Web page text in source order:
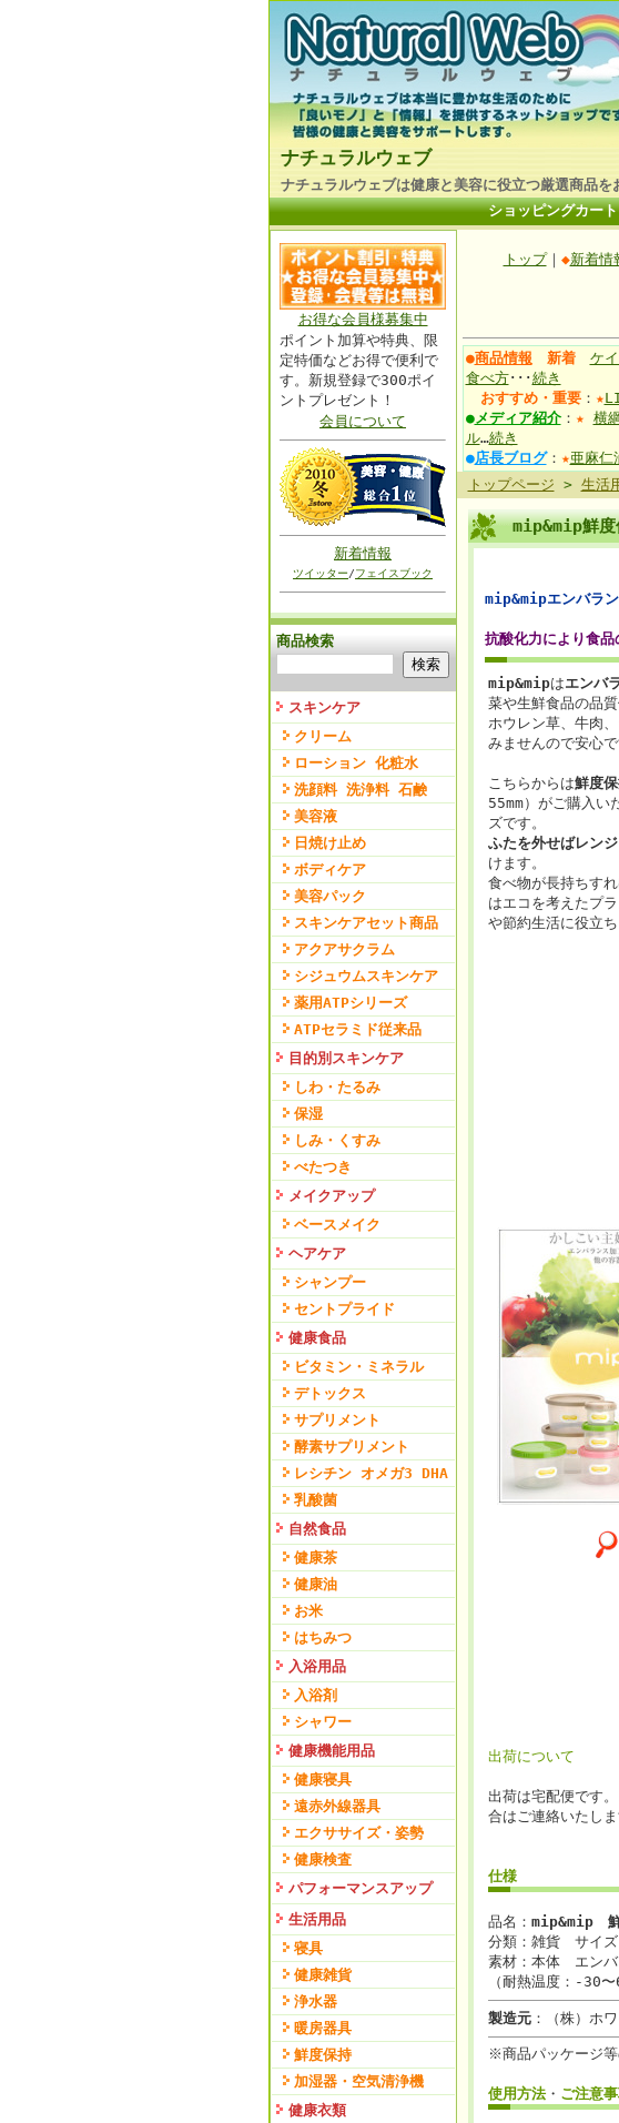
ナチュラルウェブ
ナチュラルウェブは健康と美容に役立つ厳選商品を
ショッピングカー
お得な会員様募集中
ポイント加算や特典、限
定特価などお得で便利で
す。新規登録で300ポイ
ントプレゼント！
会員について
新着情報
ツイッター/フェイスブック
商品検索
スキンケア
クリーム
ローション 化粧水
洗顔料 洗浄料 石鹸
美容液
日焼け止め
ボディケア
美容パック
スキンケアセット商品
アクアサクラム
シジュウムスキンケア
薬用ATPシリーズ
ATPセラミド従来品
目的別スキンケア
しわ・たるみ
保湿
しみ・くすみ
べたつき
メイクアップ
ベースメイク
ヘアケア
シャンプー
セントプライド
健康食品
ビタミン・ミネラル
デトックス
サプリメント
酵素サプリメント
レシチン オメガ3 DHA
乳酸菌
自然食品
健康茶
健康油
お米
はちみつ
入浴用品
入浴剤
シャワー
健康機能用品
健康寝具
遠赤外線器具
エクササイズ・姿勢
健康検査
パフォーマンスアップ
生活用品
寝具
健康雑貨
浄水器
暖房器具
鮮度保持
加湿器・空気清浄機
健康衣類
トップ｜ ◆新着情
●商品情報 新着 ケ
食べ方･･･続き
おすすめ・重要： ★
●メディア紹介： ★ 横
ル…続き
●店長ブログ： ★亜麻仁
トップページ > 生活
mip&mip鮮度
mip&mipエンバラ
抗酸化力により食
mip&mipはエンバ
菜や生鮮食品の品
ホウレン草、牛肉
みませんので安心で
こちらからは鮮度
55mm）がご購入
ズです。
ふたを外せばレン
けます。
食べ物が長持ちす
はエコを考えたプ
や節約生活に役立ち
出荷について
出荷は宅配便です
合はご連絡いたし
仕様
品名： mip&mip
分類：雑貨 サイズ
素材：本体 エン
（耐熱温度：-30〜
製造元：（株）ホ
※商品パッケージ
使用方法・ ご注意